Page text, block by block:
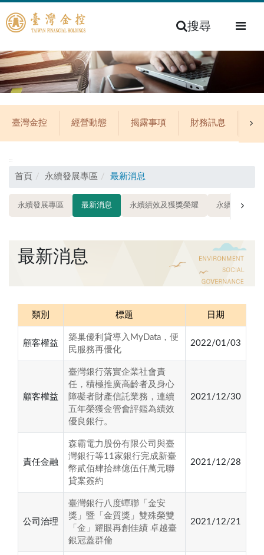
搜尋
臺灣金控 經營動態 揭露事項 財務訊息 公
首頁 永續發展專區 最新消息
永續發展專區 最新消息 永續績效及獲獎榮耀 永續發展策略
最新消息
類別 標題 日期
顧客權益
築巢優利貸導入MyData，便
民服務再優化
2022/01/03
顧客權益
臺灣銀行落實企業社會責
任，積極推廣高齡者及身心
障礙者財產信託業務，連續
五年榮獲金管會評鑑為績效
優良銀行。
2021/12/30
責任金融
森霸電力股份有限公司與臺
灣銀行等11家銀行完成新臺
幣貳佰肆拾肆億伍仟萬元聯
貸案簽約
2021/12/28
公司治理
臺灣銀行八度蟬聯「金安
獎」暨「金質獎」雙殊榮雙
「金」耀眼再創佳績 卓越臺
銀冠蓋群倫
2021/12/21